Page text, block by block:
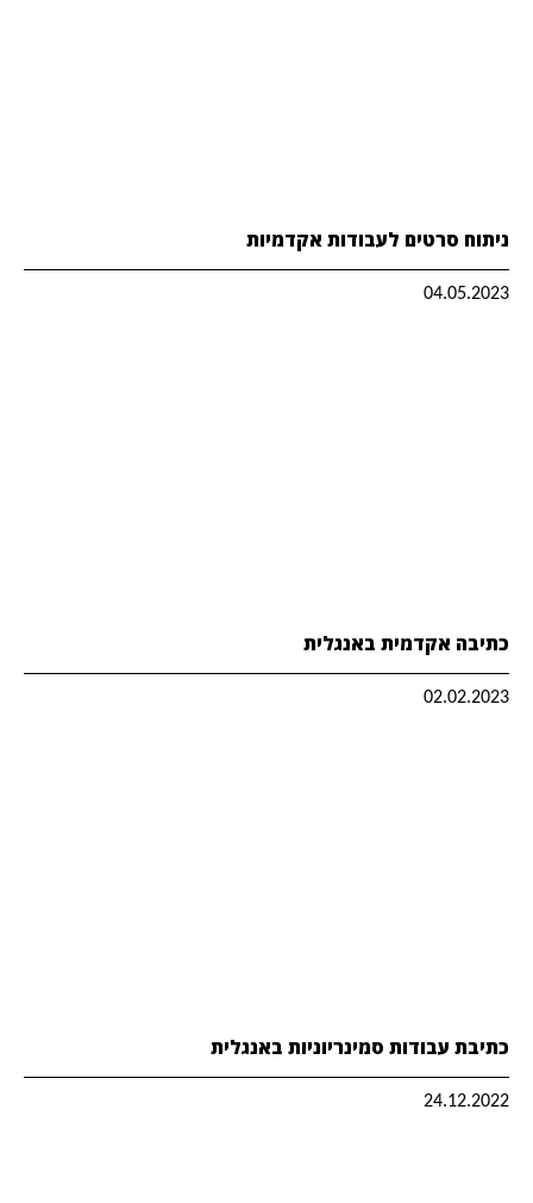
ניתוח סרטים לעבודות אקדמיות
04.05.2023
כתיבה אקדמית באנגלית
02.02.2023
כתיבת עבודות סמינריוניות באנגלית
24.12.2022